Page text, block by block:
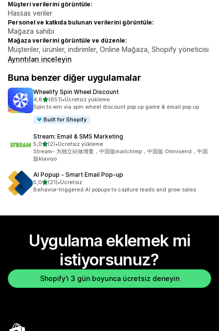
Müşteri verilerini görüntüle:
Hassas veriler
Personel ve katkıda bulunan verilerini görüntüle:
Mağaza sahibi
Mağaza verilerini görüntüle ve düzenle:
Müşteriler, ürünler, indirimler, Online Mağaza, Shopify yöneticisi
Ayrıntıları inceleyin
Buna benzer diğer uygulamalar
Wheelify Spin Wheel Discount
4,85 yıldız üzerinden
(651)
toplam 651 değerlendirme
•Ücretsiz yükleme
Spin to win via spin wheel discount pop up game & email pop up
Built for Shopify
Stream: Email & SMS Marketing
5,05 yıldız üzerinden
(2)
toplam 2 değerlendirme
•Ücretsiz yükleme
Stream- 为独立站做增量，中国版mailchimp，中国版 Omnisend，中国
版klaviyo
AI Popup ‑ Smart Email Pop‑up
5,05 yıldız üzerinden
(21)
toplam 21 değerlendirme
•Ücretsiz
Behavior-triggered AI popups to capture leads and grow sales
Uygulama eklemek mi
istiyorsunuz?
Shopify'ı 3 gün boyunca ücretsiz deneyin